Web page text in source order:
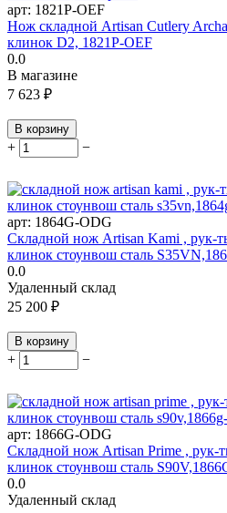
арт: 1821P-OEF
Нож складной Artisan Cutlery
клинок D2, 1821P-OEF
0.0
В магазине
7 623 ₽
В корзину
+ −
арт: 1864G-ODG
Складной нож Artisan Kami , рук-
клинок стоунвош сталь
0.0
Удаленный склад
25 200 ₽
В корзину
+ −
арт: 1866G-ODG
Складной нож Artisan Prime , рук-
клинок стоунвош сталь
0.0
Удаленный склад